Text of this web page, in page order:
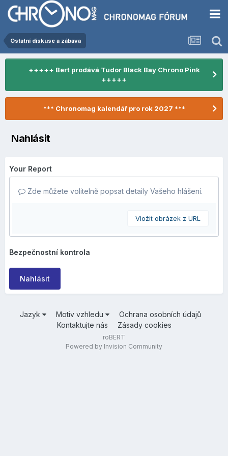
Ostatní diskuse a zábava
+++++ Bert prodává Tudor Black Bay Chrono Pink
+++++
*** Chronomag kalendář pro rok 2027 ***
Nahlásit
Your Report
Zde můžete volitelně popsat detaily Vašeho hlášení.
Vložit obrázek z URL
Bezpečnostní kontrola
Nahlásit
Jazyk Motiv vzhledu
Ochrana osobních údajů
Kontaktujte nás
Zásady cookies
roBERT
Powered by Invision Community